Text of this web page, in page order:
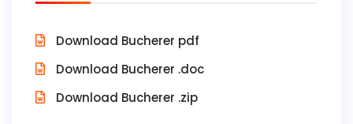
Download Bucherer pdf
Download Bucherer .doc
Download Bucherer .zip